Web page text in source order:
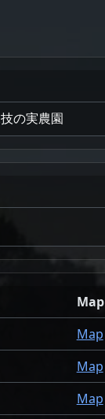
技の実農園
Map
Map
Map
Map